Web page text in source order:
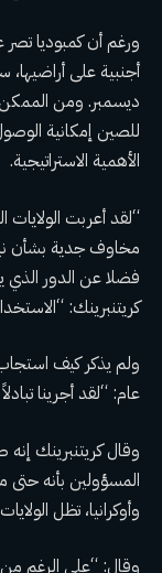
ورغم أن كمبوديا
أجنبية على أراضيها،
ديسمبر. ومن الممكن
للصين إمكانية
الأهمية الاستراتيجية.
“لقد أعربت
مخاوف جدية بشأن
فضلا عن الدور الذي
كريتنبرينك:
ولم يذكر كيف
عام: “لقد أجرينا
وقال كريتنبرينك
المسؤولين بأنه حتى
وأوكرانيا، تظل
وقال: “على الرغم من